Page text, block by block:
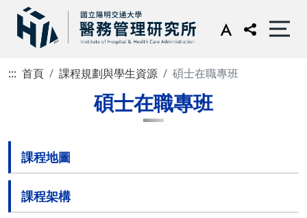
::: 首頁 課程規劃與學生資源 碩士在職專班
碩士在職專班
課程地圖
課程架構